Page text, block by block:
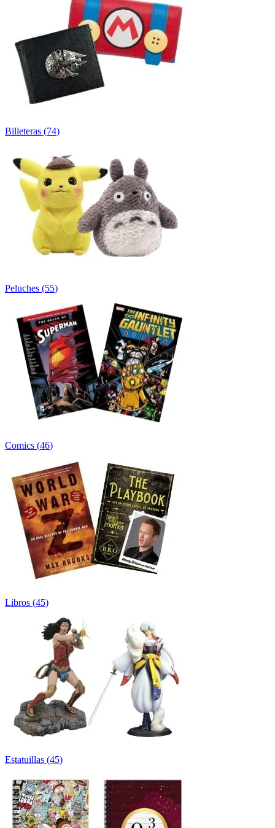
Billeteras (74)
Peluches (55)
Comics (46)
Libros (45)
Estatuillas (45)